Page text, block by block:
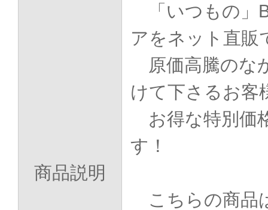
商品説明
「いつもの
アをネット直販
原価高騰のな
けて下さるお客
お得な特別価
す！
こちらの商品